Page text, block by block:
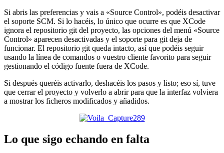
Si abris las preferencias y vais a «Source Control», podéis desactivar
el soporte SCM. Si lo hacéis, lo único que ocurre es que XCode
ignora el repositorio git del proyecto, las opciones del menú «Source
Control» aparecen desactivadas y el soporte para git deja de
funcionar. El repositorio git queda intacto, así que podéis seguir
usando la línea de comandos o vuestro cliente favorito para seguir
gestionando el código fuente fuera de XCode.
Si después queréis activarlo, deshacéis los pasos y listo; eso sí, tuve
que cerrar el proyecto y volverlo a abrir para que la interfaz volviera
a mostrar los ficheros modificados y añadidos.
Lo que sigo echando en falta